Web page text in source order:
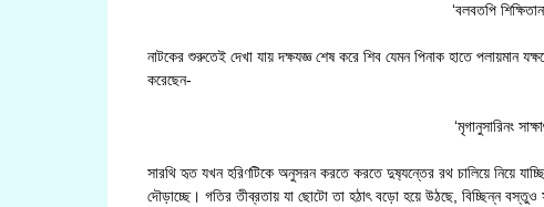
‘বলবতপি
নাটকের শুরুতেই দেখা যায় দক্ষযজ্ঞ শেষ করে শিব যেমন পিনাক হাতে পলায়মান
করেছেন-
‘মৃগানুসারিনং
সারথি হৃত যখন হরিণটিকে অনুসরন করতে করতে দুষ‍্যন্তের রথ চালিয়ে নিয়ে
দৌড়াচ্ছে। গতির তীব্রতায় যা ছোটো তা হঠাৎ বড়ো হয়ে উঠছে, বিচ্ছিন্ন